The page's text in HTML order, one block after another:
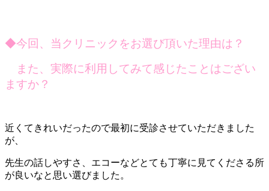
◆今回、当クリニックをお選び頂いた理由は？
また、実際に利用してみて感じたことはござい
ますか？
近くてきれいだったので最初に受診させていただきました
が、
先生の話しやすさ、エコーなどとても丁寧に見てくださる所
が良いなと思い選びました。